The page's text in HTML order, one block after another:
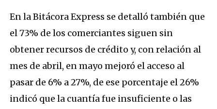
En la Bitácora Express se detalló también que
el 73% de los comerciantes siguen sin
obtener recursos de crédito y, con relación al
mes de abril, en mayo mejoró el acceso al
pasar de 6% a 27%, de ese porcentaje el 26%
indicó que la cuantía fue insuficiente o las